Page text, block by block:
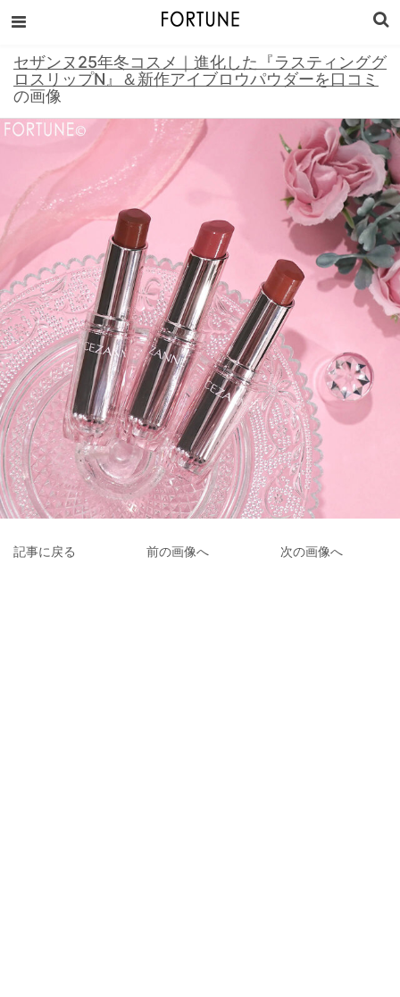
セザンヌ25年冬コスメ｜進化した『ラスティンググ
ロスリップN』＆新作アイブロウパウダーを口コミ
の画像
記事に戻る 前の画像へ 次の画像へ